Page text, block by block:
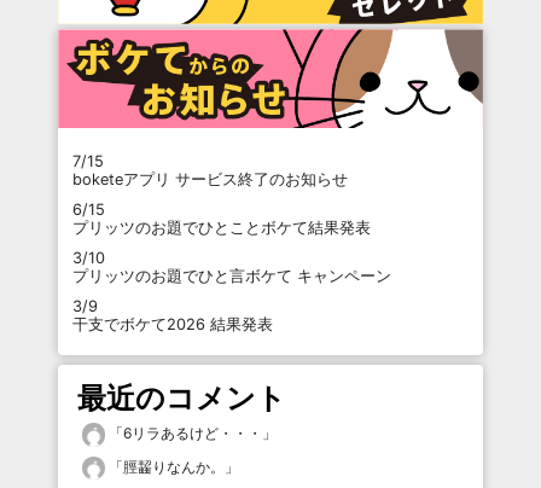
7/15
boketeアプリ サービス終了のお知らせ
6/15
プリッツのお題でひとことボケて結果発表
3/10
プリッツのお題でひと言ボケて キャンペーン
3/9
干支でボケて2026 結果発表
最近のコメント
「6リラあるけど・・・ 」
「脛齧りなんか。
」